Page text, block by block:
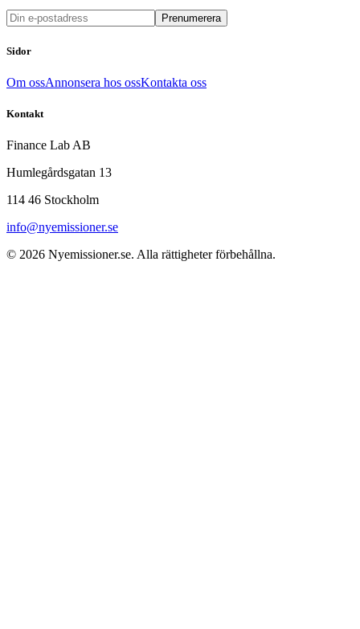
Prenumerera
Sidor
Om ossAnnonsera hos ossKontakta oss
Kontakt
Finance Lab AB
Humlegårdsgatan 13
114 46 Stockholm
info@nyemissioner.se
© 2026 Nyemissioner.se. Alla rättigheter förbehållna.